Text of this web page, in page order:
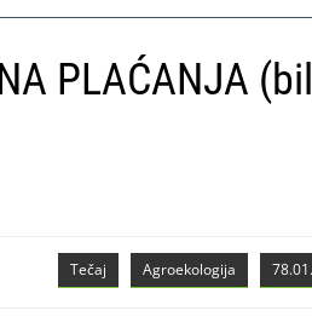
PLAĆANJA
Agroekologija
Tečaj